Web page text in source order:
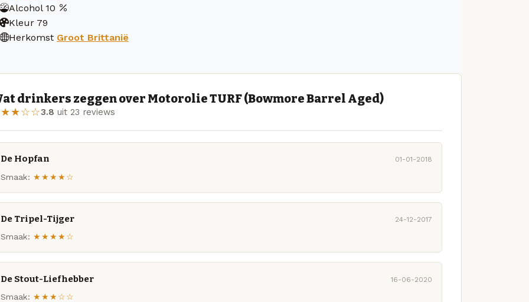
Alcohol 10
Kleur 79
Herkomst Groot Brittanië
drinkers zeggen over Motorolie TURF (Bowmore Barrel Aged)
3.8 uit 23 reviews
De Hopfan 01-01-2018
Smaak: ★★★★☆
De Tripel-Tijger 24-12-2017
Smaak: ★★★★☆
De Stout-Liefhebber 16-06-2020
Smaak: ★★★☆☆